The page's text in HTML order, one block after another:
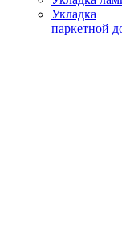
Укладка
паркетной